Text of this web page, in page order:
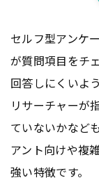
セルフ型アンケ
が質問項目をチ
回答しにくいよ
リサーチャーが
ていないかなど
アント向けや複
強い特徴です。